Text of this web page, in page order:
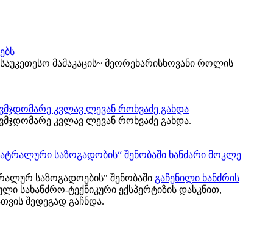
მამაკაცის~ მეორეხარისხოვანი როლის
კვლავ ლევან როხვაძე გახდა
კვლავ ლევან როხვაძე გახდა.
საზოგადობის“ შენობაში ხანძარი მოკლე
საზოგადოების" შენობაში გაჩენილი ხანძრის
სახანძრო-ტექნიკური ექსპერტიზის დასკნით,
შედეგად გაჩნდა.